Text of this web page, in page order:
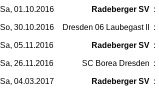
Sa, 01.10.2016 Radeberger SV :
So, 30.10.2016 Dresden 06 Laubegast II :
Sa, 05.11.2016 Radeberger SV :
Sa, 26.11.2016 SC Borea Dresden :
Sa, 04.03.2017 Radeberger SV :